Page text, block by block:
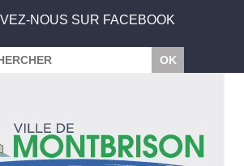
NOUS SUR FACEBOOK